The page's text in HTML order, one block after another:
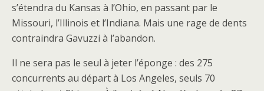
s’étendra du Kansas à l’Ohio, en passant par le
Missouri, l’Illinois et l’Indiana. Mais une rage de dents
contraindra Gavuzzi à l’abandon.
Il ne sera pas le seul à jeter l’éponge : des 275
concurrents au départ à Los Angeles, seuls 70